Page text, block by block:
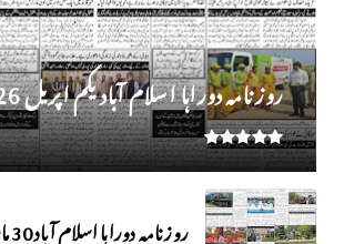
روز نامہ دوراہا اسلام آباد یکم اپریل 2026
روزنامہ دوراہا اسلام آباد 30 مارچ 2026